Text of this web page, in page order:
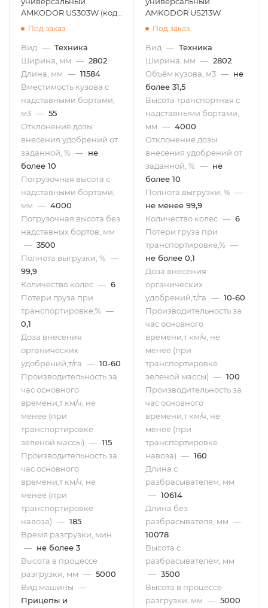
AMKODOR US303W (код
№0000)
Под заказ
Вид — Техника
Ширина, мм — 2802
Длина, мм — 11584
Вместимость кузова с
надставными бортами,
м3 — 55
Отклонение дозы
внесения удобрений от
заданной, % — не
более 10
Погрузочная высота с
надставными бортами,
мм — 4000
Погрузочная высота без
надставных бортов, мм
— 3500
Полнота выгрузки, % —
99,9
Количество колес — 6
Потери груза при
транспортировке,% —
0,1
Доза внесения
органических
удобрений,т/га — 10-60
Производительность за
час основного
времени,т км/ч, не
менее (при
транспортировке
зеленой массы) — 115
Производительность за
час основного
времени,т км/ч, не
менее (при
транспортировке
навоза) — 185
Время разгрузки, мин
— не более 3
Высота в процессе
разгрузки, мм — 5000
Вид машины —
Прицепы и
AMKODOR US213W
Под заказ
Вид — Техника
Ширина, мм — 2802
Объём кузова, м3 — не
более 31,5
Высота транспортная с
надставными бортами,
мм — 4000
Отклонение дозы
внесения удобрений от
заданной, % — не
более 10
Полнота выгрузки, % —
не менее 99,9
Количество колес — 6
Потери груза при
транспортировке,% —
не более 0,1
Доза внесения
органических
удобрений,т/га — 10-60
Производительность за
час основного
времени,т км/ч, не
менее (при
транспортировке
зеленой массы) — 100
Производительность за
час основного
времени,т км/ч, не
менее (при
транспортировке
навоза) — 160
Длина с
разбрасывателем, мм
— 10614
Длина без
разбрасывателя, мм —
10078
Высота с
разбрасывателем, мм
— 3500
Высота в процессе
разгрузки, мм — 5000